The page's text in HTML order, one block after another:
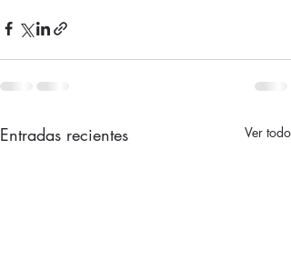
Entradas recientes Ver todo